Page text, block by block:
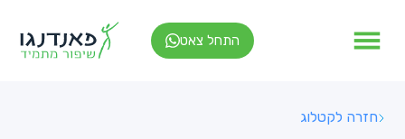
התחל צאט
חזרה לקטלוג